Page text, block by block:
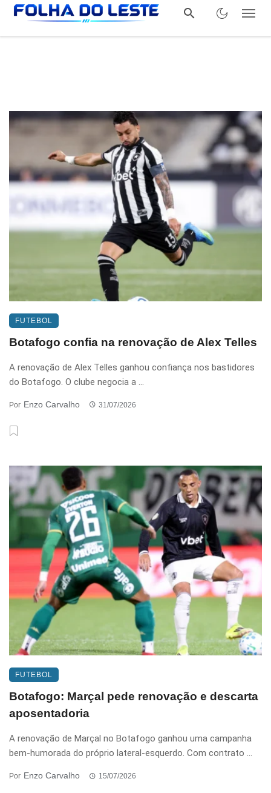
FUTEBOL
Botafogo confia na renovação de Alex Telles
A renovação de Alex Telles ganhou confiança nos bastidores
do Botafogo. O clube negocia a ...
Por Enzo Carvalho 31/07/2026
FUTEBOL
Botafogo: Marçal pede renovação e descarta
aposentadoria
A renovação de Marçal no Botafogo ganhou uma campanha
bem-humorada do próprio lateral-esquerdo. Com contrato ...
Por Enzo Carvalho 15/07/2026